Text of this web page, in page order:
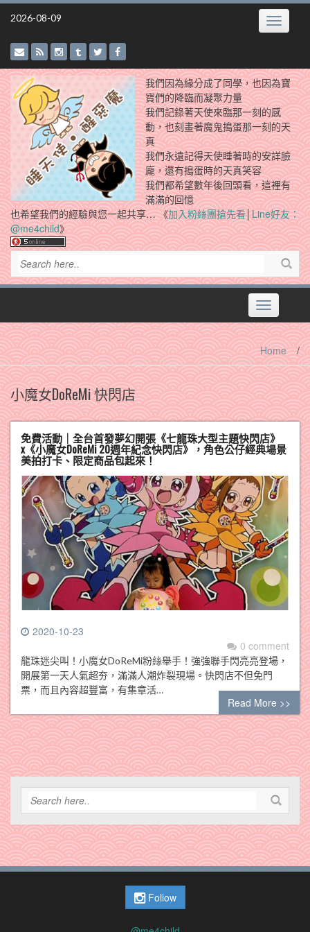
Skip
2026-08-09 Toggle
我們因為緣分成了同學，也因為寶
寶們的降臨而凝聚力量
我們記錄著天使來臨那一刻的感
動，也刻畫著魔鬼搗蛋那一刻的天
真
我們永遠記得天使睡著時的安詳臉
龐，還有搗蛋時的天真笑容
我們都希望數年後回頭看，這裡有
滿滿的回憶
也希望我們的經驗與您一起共享… 《加入粉絲團搶先看│Line好友：
@me4child》
Toggle
navigation
Home /
小魔女DoReMi 快閃店
免費活動｜全台首發夢幻開張《七龍珠大型主題快閃店》
x《小魔女DoReMi 20週年紀念快閃店》，角色公仔經典場景
美拍打卡、限定商品包起來！
2020-10-23
0 comment
龍珠迷尖叫！小魔女DoReMi粉絲舉手！強強聯手閃亮亮登場，
開展第一天人氣超夯，滿滿人潮炸裂現場。快閃店不但免門
票，而且內容超豐富，有集章活…
Read More >>
Follow